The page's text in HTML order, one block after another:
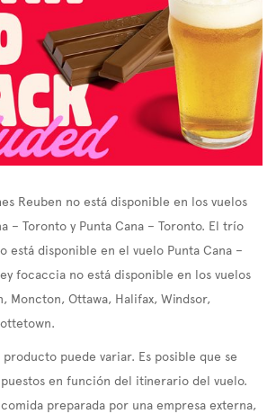
Reuben no está disponible en los vuelos
– Toronto y Punta Cana – Toronto. El trío
está disponible en el vuelo Punta Cana –
focaccia no está disponible en los vuelos
Moncton, Ottawa, Halifax, Windsor,
puede variar. Es posible que se
en función del itinerario del vuelo.
preparada por una empresa externa,